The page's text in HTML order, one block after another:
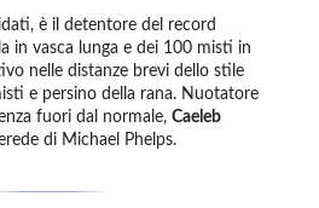
è il detentore del record
in vasca lunga e dei 100 misti in
nelle distanze brevi dello stile
e persino della rana. Nuotatore
fuori dal normale, Caeleb
di Michael Phelps.